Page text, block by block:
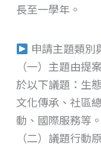
長至一學年。
申請主題類別
（一）主題由提
於以下議題：生
文化傳承、社區
動、國際服務等。
（二）議題行動